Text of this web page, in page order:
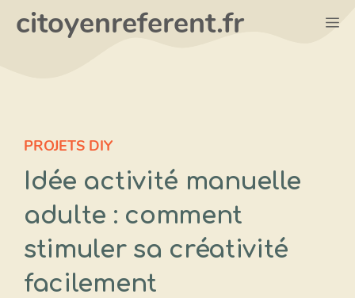
citoyenreferent.fr
PROJETS DIY
Idée activité manuelle
adulte : comment
stimuler sa créativité
facilement